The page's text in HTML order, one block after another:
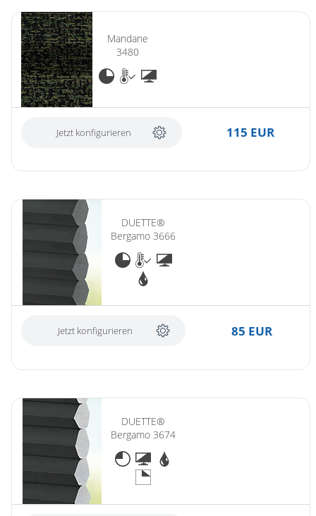
Mandane
3480
Jetzt konfigurieren 115 EUR
DUETTE®
Bergamo 3666
Jetzt konfigurieren 85 EUR
DUETTE®
Bergamo 3674